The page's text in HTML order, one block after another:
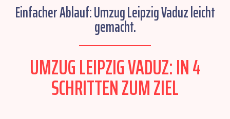
Einfacher Ablauf: Umzug Leipzig Vaduz leicht
gemacht.
UMZUG LEIPZIG VADUZ: IN 4
SCHRITTEN ZUM ZIEL